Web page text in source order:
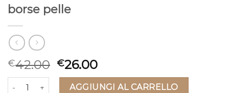
borse pelle
€42.00 €26.00
borse pelle quantitàAGGIUNGI AL CARRELLO